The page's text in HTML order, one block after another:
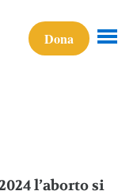
Dona
l’aborto si